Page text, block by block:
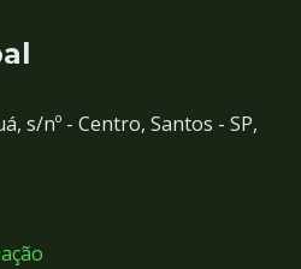
s/nº - Centro, Santos - SP,